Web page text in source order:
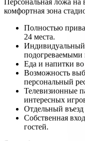
Персональная ложа на
комфортная зона
Полностью
24 места.
подогреваемыми
Еда и напитки во
Возможность
персональный
Телевизионные
интересных
Отдельный въезд
Собственная
гостей.